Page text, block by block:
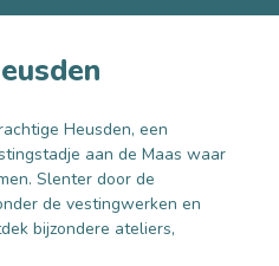
Heusden, een
aan de Maas waar
Slenter door de
de vestingwerken en
bijzondere ateliers,